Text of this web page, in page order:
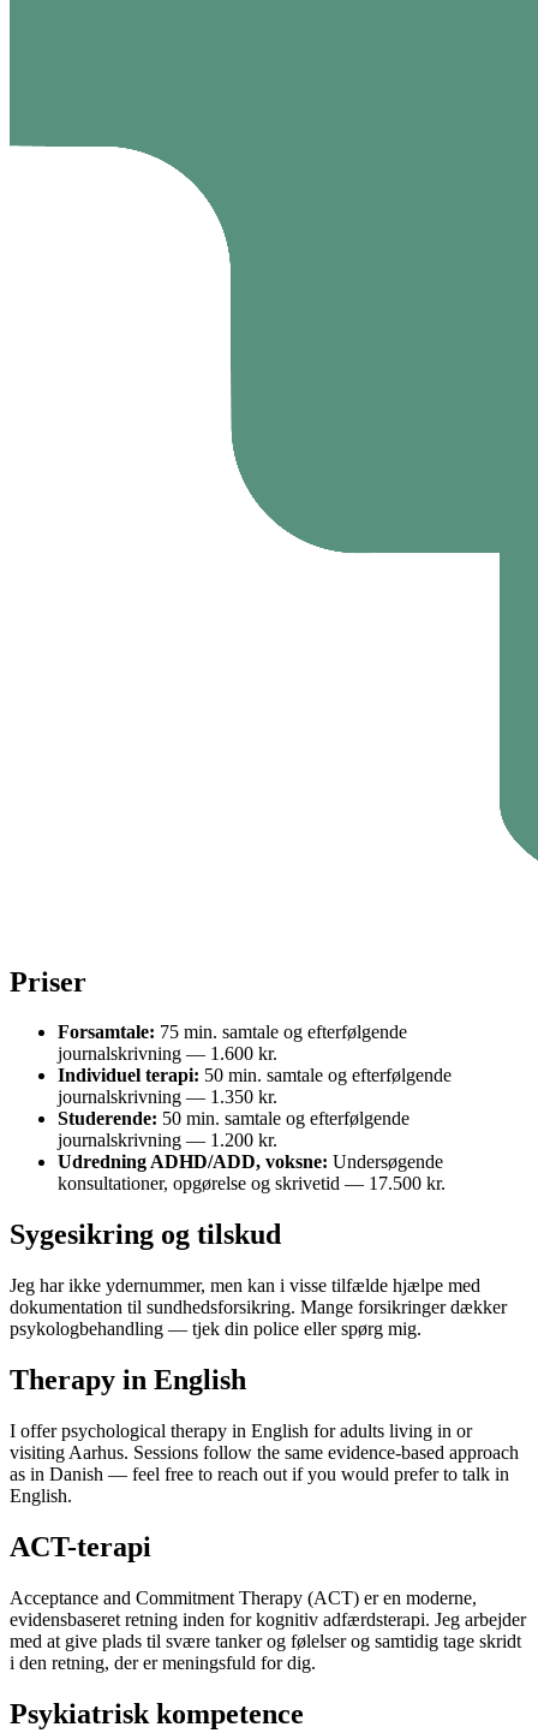
Priser
Forsamtale: 75 min. samtale og efterfølgende
journalskrivning — 1.600 kr.
Individuel terapi: 50 min. samtale og efterfølgende
journalskrivning — 1.350 kr.
Studerende: 50 min. samtale og efterfølgende
journalskrivning — 1.200 kr.
Udredning ADHD/ADD, voksne: Undersøgende
konsultationer, opgørelse og skrivetid — 17.500 kr.
Sygesikring og tilskud
Jeg har ikke ydernummer, men kan i visse tilfælde hjælpe med
dokumentation til sundhedsforsikring. Mange forsikringer dækker
psykologbehandling — tjek din police eller spørg mig.
Therapy in English
I offer psychological therapy in English for adults living in or
visiting Aarhus. Sessions follow the same evidence-based approach
as in Danish — feel free to reach out if you would prefer to talk in
English.
ACT-terapi
Acceptance and Commitment Therapy (ACT) er en moderne,
evidensbaseret retning inden for kognitiv adfærdsterapi. Jeg arbejder
med at give plads til svære tanker og følelser og samtidig tage skridt
i den retning, der er meningsfuld for dig.
Psykiatrisk kompetence